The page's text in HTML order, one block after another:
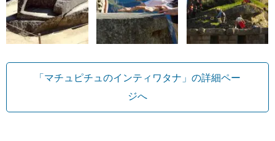
「マチュピチュのインティワタナ」の詳細ペー
ジへ